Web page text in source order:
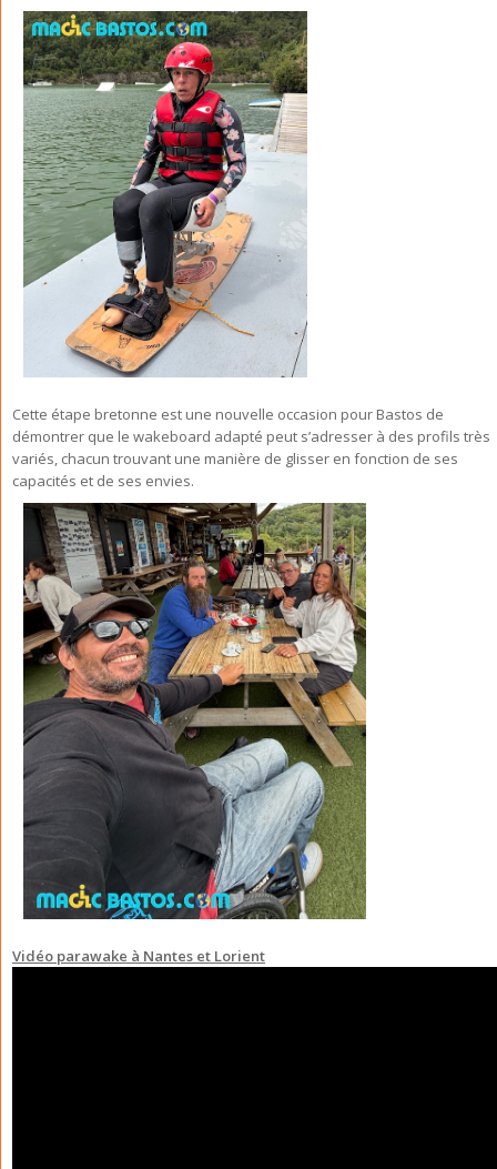
Cette étape bretonne est une nouvelle occasion pour Bastos de
démontrer que le wakeboard adapté peut s’adresser à des profils très
variés, chacun trouvant une manière de glisser en fonction de ses
capacités et de ses envies.
Vidéo parawake à Nantes et Lorient